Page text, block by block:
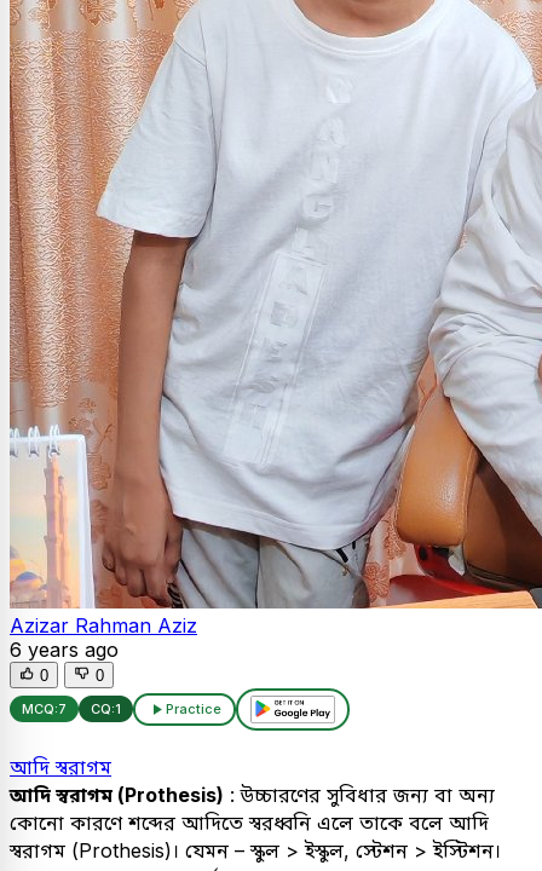
Azizar Rahman Aziz
6 years ago
0 0
MCQ:7 CQ:1 Practice
আদি স্বরাগম
আদি স্বরাগম (Prothesis) : উচ্চারণের সুবিধার জন্য বা অন্য
কোনো কারণে শব্দের আদিতে স্বরধ্বনি এলে তাকে বলে আদি
স্বরাগম (Prothesis)। যেমন – স্কুল > ইস্কুল, স্টেশন > ইস্টিশন।